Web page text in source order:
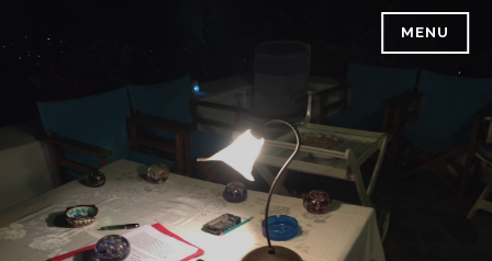
contenu
PASCAL VREBOS MENU